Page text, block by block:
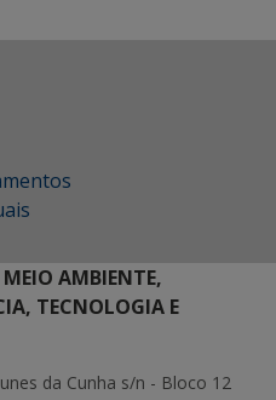
MEIO AMBIENTE,
TECNOLOGIA E
da Cunha s/n - Bloco 12